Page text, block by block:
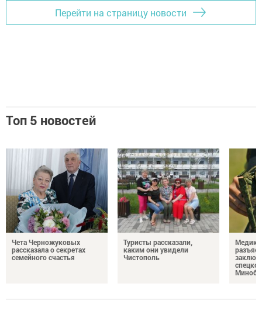
Перейти на страницу новости
Топ 5 новостей
Чета Черножуковых
рассказала о секретах
семейного счастья
Туристы рассказали,
каким они увидели
Чистополь